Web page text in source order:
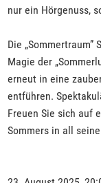
nur ein Hörgenuss,
Die
Magie der
erneut in eine
entführen.
Freuen Sie sich auf
Sommers in all